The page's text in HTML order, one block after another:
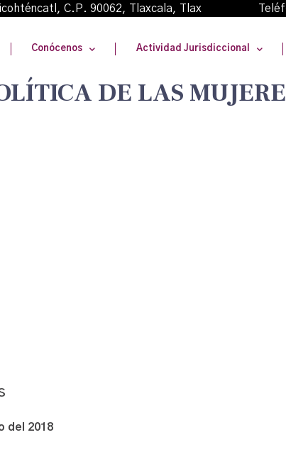
Xicohténcatl, C.P. 90062, Tlaxcala, Tlax
Conócenos Actividad Jurisdiccional
DE LAS
del 2018